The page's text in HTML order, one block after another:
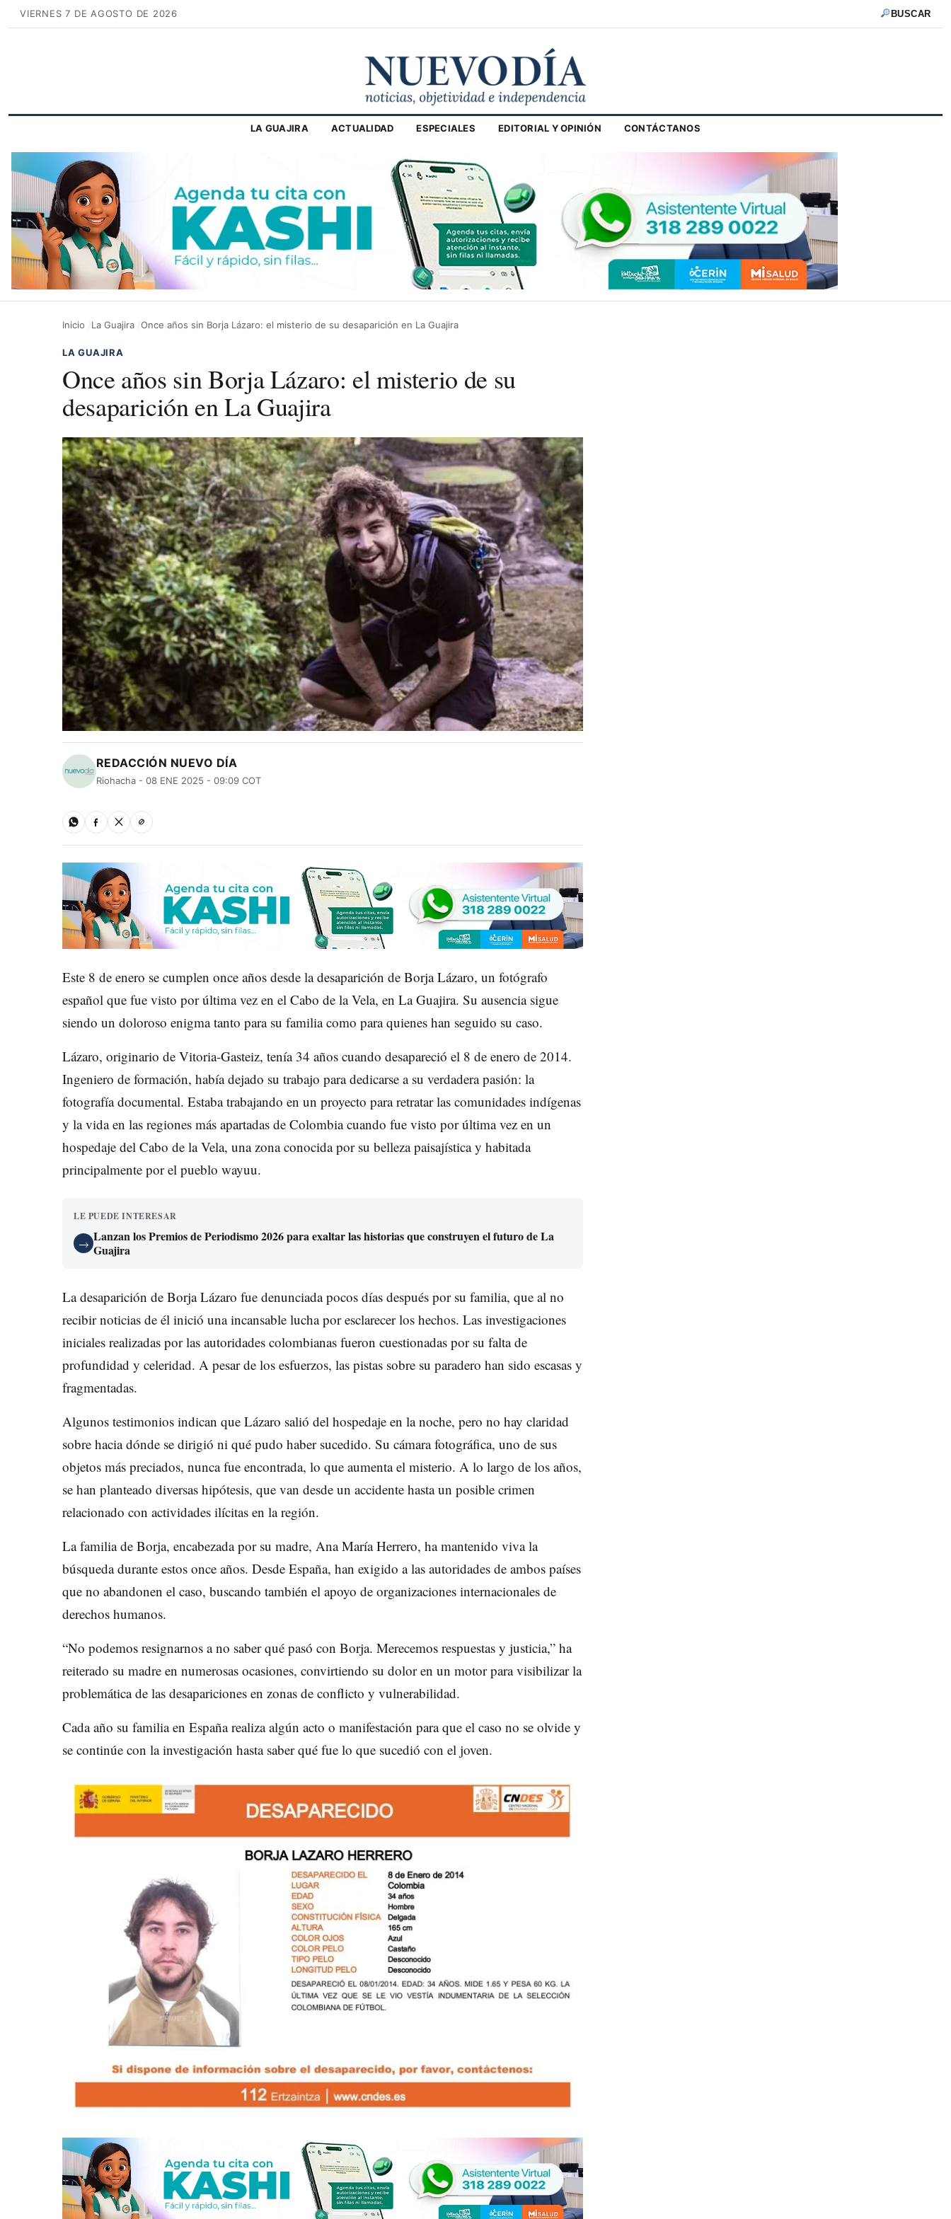
VIERNES 7 DE AGOSTO DE 2026 BUSCAR
LA GUAJIRA ACTUALIDAD ESPECIALES EDITORIAL Y OPINIÓN CONTÁCTANOS
Inicio La Guajira Once años sin Borja Lázaro: el misterio de su desaparición en La Guajira
LA GUAJIRA
Once años sin Borja Lázaro: el misterio de su
desaparición en La Guajira
REDACCIÓN NUEVO DÍA
Riohacha - 08 ENE 2025 - 09:09 COT
Este 8 de enero se cumplen once años desde la desaparición de Borja Lázaro, un fotógrafo
español que fue visto por última vez en el Cabo de la Vela, en La Guajira. Su ausencia sigue
siendo un doloroso enigma tanto para su familia como para quienes han seguido su caso.
Lázaro, originario de Vitoria-Gasteiz, tenía 34 años cuando desapareció el 8 de enero de 2014.
Ingeniero de formación, había dejado su trabajo para dedicarse a su verdadera pasión: la
fotografía documental. Estaba trabajando en un proyecto para retratar las comunidades indígenas
y la vida en las regiones más apartadas de Colombia cuando fue visto por última vez en un
hospedaje del Cabo de la Vela, una zona conocida por su belleza paisajística y habitada
principalmente por el pueblo wayuu.
LE PUEDE INTERESAR
→ Lanzan los Premios de Periodismo 2026 para exaltar las historias que construyen el futuro de La
Guajira
La desaparición de Borja Lázaro fue denunciada pocos días después por su familia, que al no
recibir noticias de él inició una incansable lucha por esclarecer los hechos. Las investigaciones
iniciales realizadas por las autoridades colombianas fueron cuestionadas por su falta de
profundidad y celeridad. A pesar de los esfuerzos, las pistas sobre su paradero han sido escasas y
fragmentadas.
Algunos testimonios indican que Lázaro salió del hospedaje en la noche, pero no hay claridad
sobre hacia dónde se dirigió ni qué pudo haber sucedido. Su cámara fotográfica, uno de sus
objetos más preciados, nunca fue encontrada, lo que aumenta el misterio. A lo largo de los años,
se han planteado diversas hipótesis, que van desde un accidente hasta un posible crimen
relacionado con actividades ilícitas en la región.
La familia de Borja, encabezada por su madre, Ana María Herrero, ha mantenido viva la
búsqueda durante estos once años. Desde España, han exigido a las autoridades de ambos países
que no abandonen el caso, buscando también el apoyo de organizaciones internacionales de
derechos humanos.
“No podemos resignarnos a no saber qué pasó con Borja. Merecemos respuestas y justicia,” ha
reiterado su madre en numerosas ocasiones, convirtiendo su dolor en un motor para visibilizar la
problemática de las desapariciones en zonas de conflicto y vulnerabilidad.
Cada año su familia en España realiza algún acto o manifestación para que el caso no se olvide y
se continúe con la investigación hasta saber qué fue lo que sucedió con el joven.